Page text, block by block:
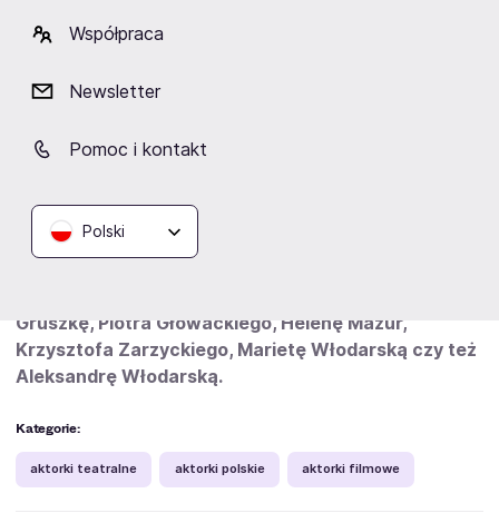
Współpraca
Newsletter
Pomoc i kontakt
Polski
„Panny i wdowy”,
„Katyń”,
„Serce serduszko”,
„Ikar. Legenda Mietka Kosza”,
Na planie filmowym Maja Komorowska spotkała m.in.
Dawida Ogrodnika, Jowitę Budnik, Jacka Komana,
Gruszkę, Piotra Głowackiego, Helenę Mazur,
Krzysztofa Zarzyckiego, Marietę Włodarską czy też
Aleksandrę Włodarską.
Kategorie:
aktorki teatralne aktorki polskie aktorki filmowe